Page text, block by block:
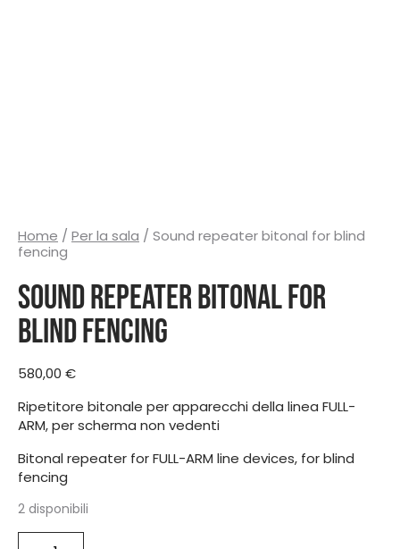
Home / Per la sala / Sound repeater bitonal for blind
fencing
Sound repeater bitonal for
blind fencing
580,00 €
Ripetitore bitonale per apparecchi della linea FULL-
ARM, per scherma non vedenti
Bitonal repeater for FULL-ARM line devices, for blind
fencing
2 disponibili